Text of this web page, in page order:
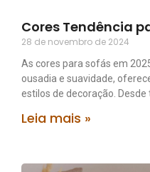
Cores Tendência
28 de novembro de 2024
As cores para sofás em
ousadia e suavidade,
estilos de decoração. Desde
Leia mais »